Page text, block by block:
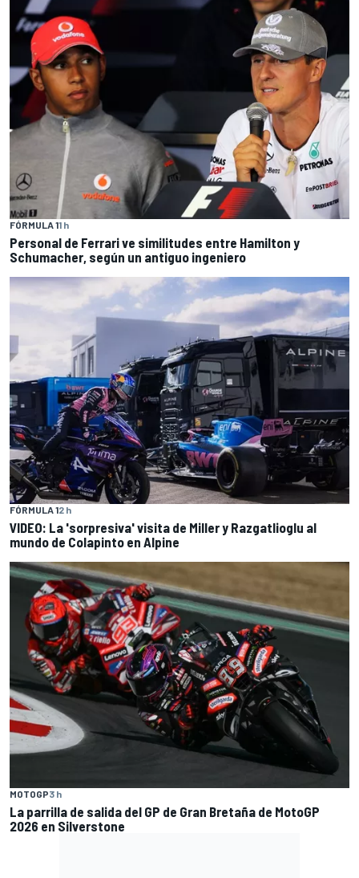
FÓRMULA 11 h
Personal de Ferrari ve similitudes entre Hamilton y
Schumacher, según un antiguo ingeniero
FÓRMULA 12 h
VIDEO: La 'sorpresiva' visita de Miller y Razgatlioglu al
mundo de Colapinto en Alpine
MOTOGP3 h
La parrilla de salida del GP de Gran Bretaña de MotoGP
2026 en Silverstone